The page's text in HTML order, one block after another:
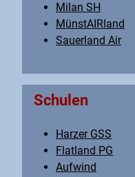
Milan SH
MünstAIRland
Sauerland Air
Schulen
Harzer GSS
Flatland PG
Aufwind